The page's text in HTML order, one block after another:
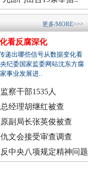
看反腐深化
递出哪些信号从数据变化看
纪委国家监委网站沈东方腐
事业发展进..
察干部1535人
经理胡继红被查
副局长张英俊被查
文会接受审查调查
中央八项规定精神问题
更多/MORE>>>